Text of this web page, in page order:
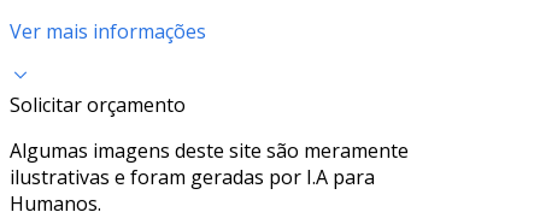
Ver mais informações
Solicitar orçamento
Algumas imagens deste site são meramente
ilustrativas e foram geradas por I.A para
Humanos.